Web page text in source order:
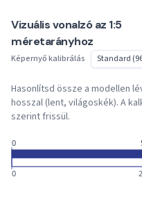
Vizuális vonalzó az 1:5
méretarányhoz
Képernyő kalibrálás
Hasonlítsd össze a modellen
hosszal (lent, világoskék). A
szerint frissül.
0
0